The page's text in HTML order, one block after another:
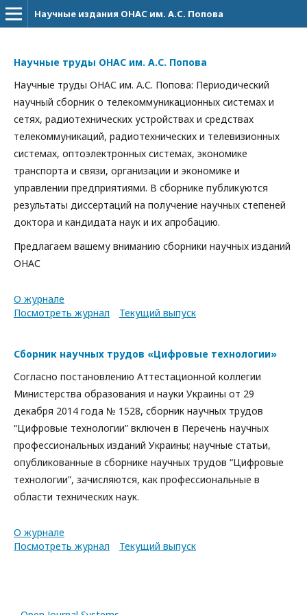
Научные издания ОНАС им. А.С. Попова
Научные труды ОНАС им. А.С. Попова
Научные труды ОНАС им. А.С. Попова: Периодический
научный сборник о телекоммуникационных системах и
сетях, радиотехнических устройствах и средствах
телекоммуникаций, радиотехнических и телевизионных
системах, оптоэлектронных системах, экономике
транспорта и связи, организации и экономике и
управлении предприятиями. В сборнике публикуются
результаты диссертаций на получение научных степеней
доктора и кандидата наук и их апробацию.
Предлагаем вашему вниманию сборники научных изданий
ОНАС
О журнале
Посмотреть журнал
Текущий выпуск
Сборник научных трудов «Цифровые технологии»
Согласно постановлению Аттестационной коллегии
Министерства образования и науки Украины от 29
декабря 2014 года № 1528, сборник научных трудов
“Цифровые технологии” включен в Перечень научных
профессиональных изданий Украины; научные статьи,
опубликованные в сборнике научных трудов “Цифровые
технологии”, зачисляются, как профессиональные в
области технических наук.
О журнале
Посмотреть журнал
Текущий выпуск